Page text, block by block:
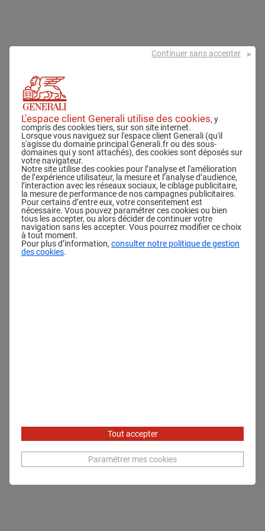
L'espace client Generali utilise des cookies, y
compris des cookies tiers, sur son site internet.
Lorsque vous naviguez sur l'espace client Generali (qu'il
s'agisse du domaine principal Generali.fr ou des sous-
domaines qui y sont attachés), des cookies sont déposés sur
votre navigateur.
Notre site utilise des cookies pour l’analyse et l'amélioration
de l’expérience utilisateur, la mesure et l’analyse d’audience,
l’interaction avec les réseaux sociaux, le ciblage publicitaire,
la mesure de performance de nos campagnes publicitaires.
Pour certains d’entre eux, votre consentement est
nécessaire. Vous pouvez paramétrer ces cookies ou bien
tous les accepter, ou alors décider de continuer votre
navigation sans les accepter. Vous pourrez modifier ce choix
à tout moment.
Pour plus d’information, consulter notre politique de gestion
des cookies.
Tout accepter
Continuer sans accepter
Paramétrer mes cookies